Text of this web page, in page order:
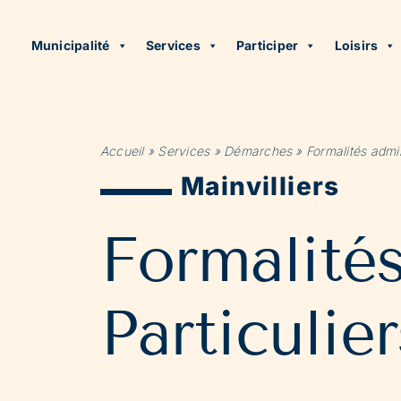
Municipalité Services Participer Loisirs
Accueil» Services» Démarches» Formalités
Mainvilliers